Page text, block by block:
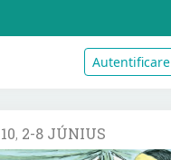
Autentificare
10, 2-8 JÚNIUS